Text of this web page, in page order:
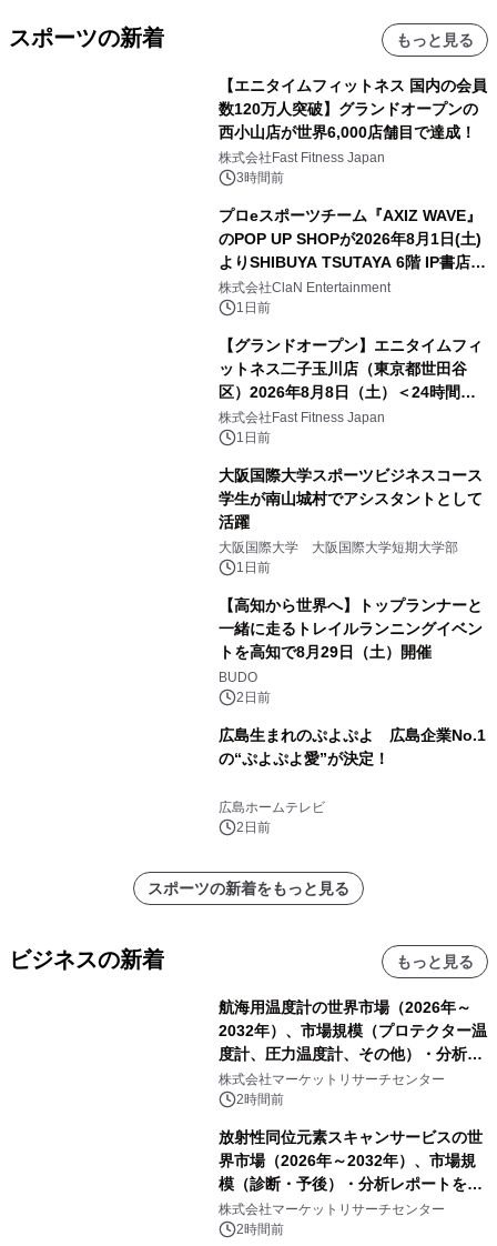
スポーツの新着 もっと見る
【エニタイムフィットネス 国内の会員
数120万人突破】グランドオープンの
西小山店が世界6,000店舗目で達成！
株式会社Fast Fitness Japan
3時間前
プロeスポーツチーム『AXIZ WAVE』
のPOP UP SHOPが2026年8月1日(土)
よりSHIBUYA TSUTAYA 6階 IP書店で
開催決定！！
株式会社ClaN Entertainment
1日前
【グランドオープン】エニタイムフィ
ットネス二子玉川店（東京都世田谷
区）2026年8月8日（土）＜24時間年
中無休のフィットネスジム＞
株式会社Fast Fitness Japan
1日前
大阪国際大学スポーツビジネスコース
学生が南山城村でアシスタントとして
活躍
大阪国際大学 大阪国際大学短期大学部
1日前
【高知から世界へ】トップランナーと
一緒に走るトレイルランニングイベン
トを高知で8月29日（土）開催
BUDO
2日前
広島生まれのぷよぷよ 広島企業No.1
の“ぷよぷよ愛”が決定！
広島ホームテレビ
2日前
スポーツの新着をもっと見る
ビジネスの新着 もっと見る
航海用温度計の世界市場（2026年～
2032年）、市場規模（プロテクター温
度計、圧力温度計、その他）・分析レ
ポートを発表
株式会社マーケットリサーチセンター
2時間前
放射性同位元素スキャンサービスの世
界市場（2026年～2032年）、市場規
模（診断・予後）・分析レポートを発
表
株式会社マーケットリサーチセンター
2時間前